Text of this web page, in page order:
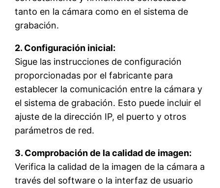
tanto en la cámara como en el sistema de
grabación.
2. Configuración inicial:
Sigue las instrucciones de configuración
proporcionadas por el fabricante para
establecer la comunicación entre la cámara y
el sistema de grabación. Esto puede incluir el
ajuste de la dirección IP, el puerto y otros
parámetros de red.
3. Comprobación de la calidad de imagen:
Verifica la calidad de la imagen de la cámara a
través del software o la interfaz de usuario